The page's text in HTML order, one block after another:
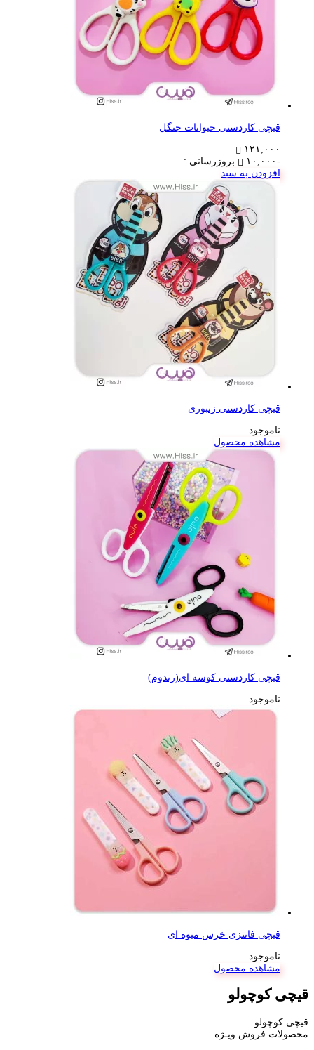
قیچی کاردستی حیوانات جنگل
۱۲۱,۰۰۰
-۱۰,۰۰۰
بروزرسانی :
افزودن به سبد
قیچی کاردستی زنبوری
ناموجود
مشاهده محصول
قیچی کاردستی کوسه ای(رندوم)
ناموجود
قیچی فانتزی خرس میوه ای
ناموجود
مشاهده محصول
قیچی کوچولو
قیچی کوچولو
محصولات فروش ویـژه